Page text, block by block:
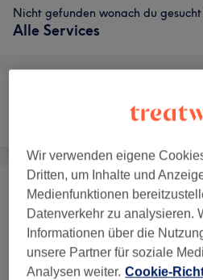
Nicht gefunden wonach du
Alle Services
Massage
Massagen (4)
Salonbewertungen
Wir verwenden eigene
Dritten, um Inhalte und
Medienfunktionen
Datenverkehr zu analysieren.
Informationen über die
unsere Partner für soziale
Analysen weiter. Cookie-